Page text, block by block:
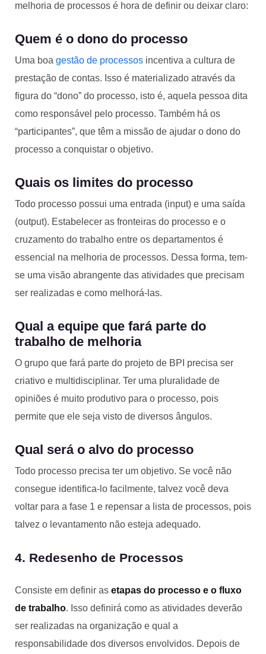
melhoria de processos é hora de definir ou deixar claro:
Quem é o dono do processo
Uma boa gestão de processos incentiva a cultura de
prestação de contas. Isso é materializado através da
figura do “dono” do processo, isto é, aquela pessoa dita
como responsável pelo processo. Também há os
“participantes”, que têm a missão de ajudar o dono do
processo a conquistar o objetivo.
Quais os limites do processo
Todo processo possui uma entrada (input) e uma saída
(output). Estabelecer as fronteiras do processo e o
cruzamento do trabalho entre os departamentos é
essencial na melhoria de processos. Dessa forma, tem-
se uma visão abrangente das atividades que precisam
ser realizadas e como melhorá-las.
Qual a equipe que fará parte do
trabalho de melhoria
O grupo que fará parte do projeto de BPI precisa ser
criativo e multidisciplinar. Ter uma pluralidade de
opiniões é muito produtivo para o processo, pois
permite que ele seja visto de diversos ângulos.
Qual será o alvo do processo
Todo processo precisa ter um objetivo. Se você não
consegue identifica-lo facilmente, talvez você deva
voltar para a fase 1 e repensar a lista de processos, pois
talvez o levantamento não esteja adequado.
4. Redesenho de Processos
Consiste em definir as etapas do processo e o fluxo
de trabalho. Isso definirá como as atividades deverão
ser realizadas na organização e qual a
responsabilidade dos diversos envolvidos. Depois de